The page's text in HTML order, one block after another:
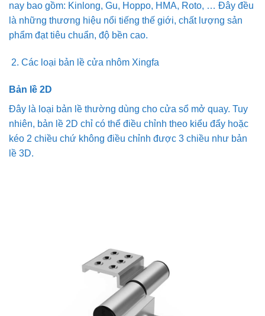
nay bao gồm: Kinlong, Gu, Hoppo, HMA, Roto, … Đây đều
là những thương hiệu nổi tiếng thế giới, chất lượng sản
phẩm đạt tiêu chuẩn, độ bền cao.
Các loại bản lề cửa nhôm Xingfa
Bản lề 2D
Đây là loại bản lề thường dùng cho cửa sổ mở quay. Tuy
nhiên, bản lề 2D chỉ có thể điều chỉnh theo kiểu đẩy hoặc
kéo 2 chiều chứ không điều chỉnh được 3 chiều như bản
lề 3D.